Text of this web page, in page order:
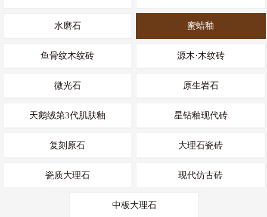
水磨石 蜜蜡釉
鱼骨纹木纹砖 源木·木纹砖
微光石 原生岩石
天鹅绒第3代肌肤釉 星钻釉现代砖
复刻原石 大理石瓷砖
瓷质大理石 现代仿古砖
中板大理石